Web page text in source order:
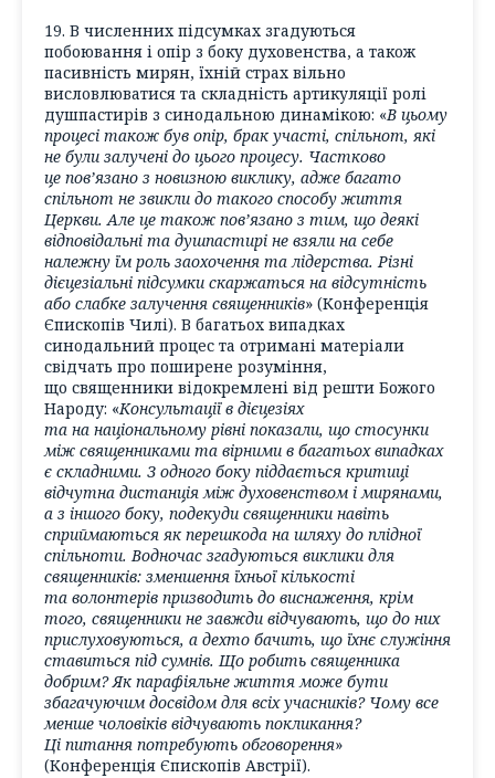
19. В численних підсумках згадуються
побоювання і опір з боку духовенства, а також
пасивність мирян, їхній страх вільно
висловлюватися та складність артикуляції ролі
душпастирів з синодальною динамікою: «В цьому
процесі також був опір, брак участі, спільнот, які
не були залучені до цього процесу. Частково
це пов’язано з новизною виклику, адже багато
спільнот не звикли до такого способу життя
Церкви. Але це також пов’язано з тим, що деякі
відповідальні та душпастирі не взяли на себе
належну їм роль заохочення та лідерства. Різні
дієцезіальні підсумки скаржаться на відсутність
або слабке залучення священників» (Конференція
Єпископів Чилі). В багатьох випадках
синодальний процес та отримані матеріали
свідчать про поширене розуміння,
що священники відокремлені від решти Божого
Народу: «Консультації в дієцезіях
та на національному рівні показали, що стосунки
між священниками та вірними в багатьох випадках
є складними. З одного боку піддається критиці
відчутна дистанція між духовенством і мирянами,
а з іншого боку, подекуди священники навіть
сприймаються як перешкода на шляху до плідної
спільноти. Водночас згадуються виклики для
священників: зменшення їхньої кількості
та волонтерів призводить до виснаження, крім
того, священники не завжди відчувають, що до них
прислуховуються, а дехто бачить, що їхнє служіння
ставиться під сумнів. Що робить священника
добрим? Як парафіяльне життя може бути
збагачуючим досвідом для всіх учасників? Чому все
менше чоловіків відчувають покликання?
Ці питання потребують обговорення»
(Конференція Єпископів Австрії).